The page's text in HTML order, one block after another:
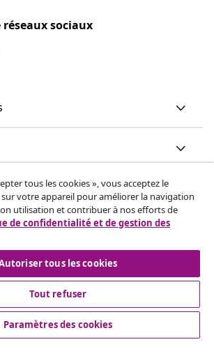
réseaux sociaux
est un site web de TM
tous les cookies », vous acceptez le
votre appareil pour améliorer la navigation
utilisation et contribuer à nos efforts de
de confidentialité et de gestion des
tous les cookies
Tout refuser
Paramètres des cookies